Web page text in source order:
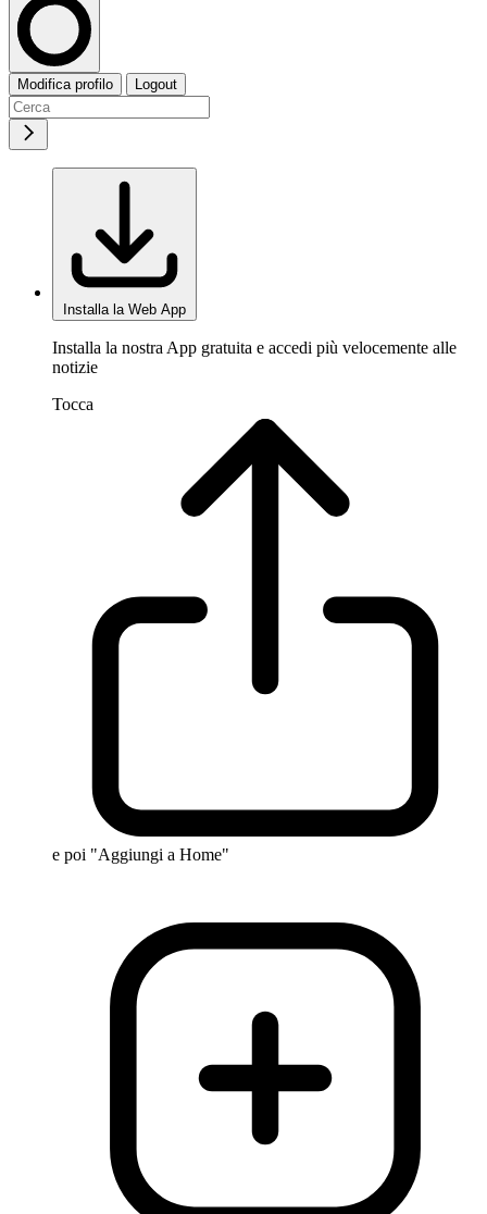
Modifica profilo Logout
Installa la Web App
Installa la nostra App gratuita e accedi più velocemente alle
notizie
Tocca
e poi "Aggiungi a Home"